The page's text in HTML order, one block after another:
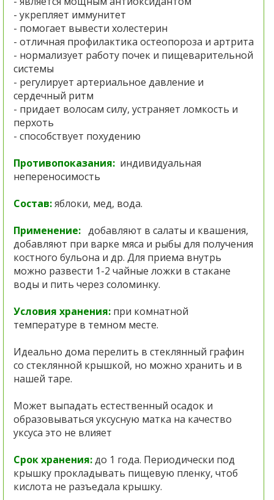
- укрепляет иммунитет
- помогает вывести холестерин
- отличная профилактика остеопороза и артрита
- нормализует работу почек и пищеварительной
системы
- регулирует артериальное давление и
сердечный ритм
- придает волосам силу, устраняет ломкость и
перхоть
- способствует похудению
Противопоказания: индивидуальная
непереносимость
Состав:яблоки, мед, вода.
Применение: добавляют в салаты и квашения,
добавляют при варке мяса и рыбы для получения
костного бульона и др. Для приема внутрь
можно развести 1-2 чайные ложки в стакане
воды и пить через соломинку.
Условия хранения: при комнатной
температуре в темном месте.
Идеально дома перелить в стеклянный графин
со стеклянной крышкой, но можно хранить и в
нашей таре.
Может выпадать естественный осадок и
образовываться уксусную матка на качество
уксуса это не влияет
Срок хранения:до 1 года. Периодически под
крышку прокладывать пищевую пленку, чтоб
кислота не разъедала крышку.